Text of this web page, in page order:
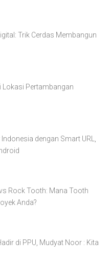
Trik Cerdas Membangun
Lokasi Pertambangan
dengan Smart URL,
Rock Tooth: Mana Tooth
Anda?
di PPU, Mudyat Noor : Kita